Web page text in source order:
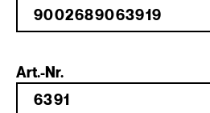
Art.-Nr.